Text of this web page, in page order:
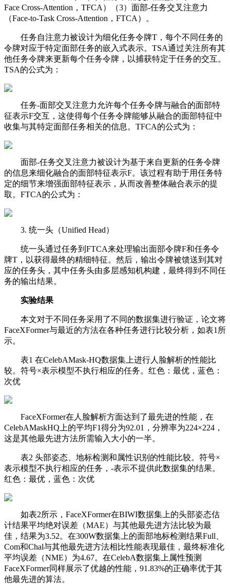
Face Cross-Attention，TFCA）（3）面部-任务交叉注意力
（Face-to-Task Cross-Attention，FTCA）。
任务自注意力被设计为细化任务令牌T，每个不同任务的
令牌对应于特定面部任务的嵌入式表示。TSA通过关注所有其
他任务令牌来更新每个任务令牌，以捕获特定于任务的交互。
TSA的公式为：
任务-面部交叉注意力允许每个任务令牌与融合的面部特
征表示F交互，这使得每个任务令牌能够从融合的面部特征中
收集与其特定面部任务相关的信息。TFCA的公式为：
面部-任务交叉注意力被设计为基于来自更新的任务令牌
的信息来细化融合的面部特征表示F。该过程有助于用任务特
定的细节来增强面部特征表示，从而改善整体融合表示的提
取。FTCA的公式为：
3. 统一头（Unified Head）
统一头通过任务到FTCA来处理输出面部令牌F和任务令
牌T，以获得最终的精细特征。然后，输出令牌被馈送到其对
应的任务头，其中任务头由多层感知机构建，最终得到不同任
务的输出结果。
实验结果
本文对于不同任务采用了不同的数据集进行验证，论文将
FaceXFormer与最近的方法在各种任务进行比较分析，如表1所
示。
表1 在CelebAMask-HQ数据集上进行人脸解析的性能比
较。符号×表示模型不执行相应的任务。红色：最优，蓝色：
次优
FaceXFormer在人脸解析方面达到了最先进的性能，在
CelebAMaskHQ上的平均F1得分为92.01，分辨率为224×224，
这是其他最先进方法所需输入大小的一半。
表2 头部姿态、地标检测和属性识别的性能比较。符号×
表示模型不执行相应的任务，-表示不提供此数据集的结果。
红色：最优，蓝色：次优
如表2所示，FaceXFormer在BIWI数据集上的头部姿态估
计结果平均绝对误差（MAE）与其他最先进方法比较为最
佳，结果为3.52。在300W数据集上的面部地标检测结果Full、
Com和Chal与其他最先进方法相比性能表现最佳，最终标准化
平均误差（NME）为4.67。在CelebA数据集上属性预测
FaceXFormer同样展示了优越的性能，91.83%的正确率优于其
他最先进的算法。